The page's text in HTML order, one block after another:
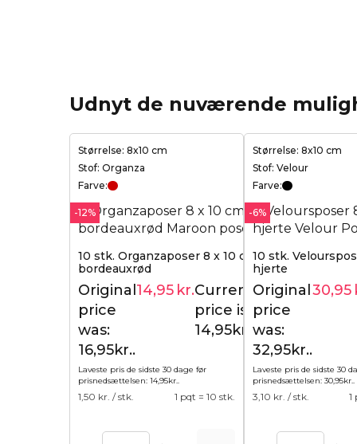
Udnyt de nuværende
Størrelse: 8x10 cm
Stof: Organza
Farve:
-12%
10 stk. Organzaposer 8 x 10 cm -
bordeauxrød
16,95 kr.
Original
price
was:
16,95kr..
14,95 kr.Current
price is:
14,95kr..
Laveste pris de sidste 30 dage før
prisnedsættelsen: 14,95kr.
1,50 kr. / stk. 1 pqt = 10 stk.
Størrelse: 8x10 cm
Stof: Velour
Farve:
-6%
10 stk.
hjerte
Original
price
was:
32,95kr..
30,95
Laveste pris de sidste 30
prisnedsættelsen: 30,95kr.
3,10 kr. / stk. 1